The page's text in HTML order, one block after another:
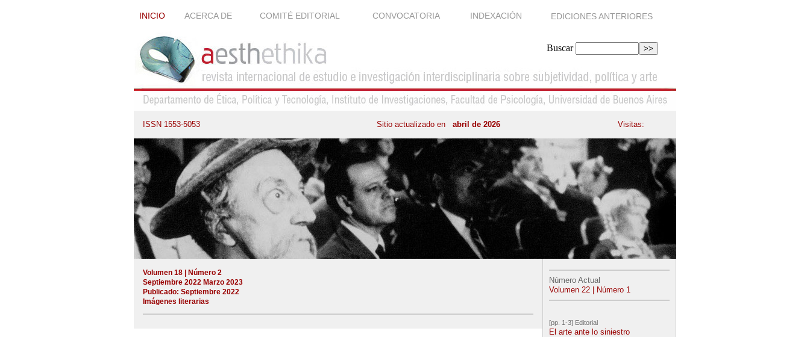
INICIO ACERCA DE COMITÉ EDITORIAL CONVOCATORIA INDEXACIÓN EDICIONES ANTERIORES
Buscar
ISSN 1553-5053 Sitio actualizado en abril de 2026 Visitas:
Volumen 18 | Número 2
Septiembre 2022 Marzo 2023
Publicado: Septiembre 2022
Imágenes literarias
Número Actual
Volumen 22 | Número 1
[pp. 1-3] Editorial
El arte ante lo siniestro